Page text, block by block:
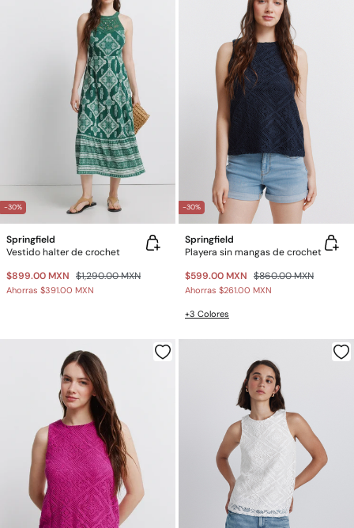
-30%
Springfield
Vestido halter de crochet
$899.00 MXN $1,290.00 MXN
Ahorras $391.00 MXN
-30%
Springfield
Playera sin mangas de crochet
$599.00 MXN $860.00 MXN
Ahorras $261.00 MXN
+3 Colores